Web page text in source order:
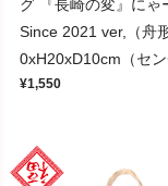
グ 『長崎の変』にゃ
Since 2021 ver,（舟
0xH20xD10cm（セン
¥1,550